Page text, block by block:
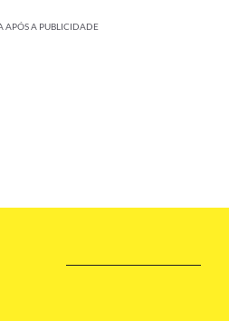
APÓS A PUBLICIDADE